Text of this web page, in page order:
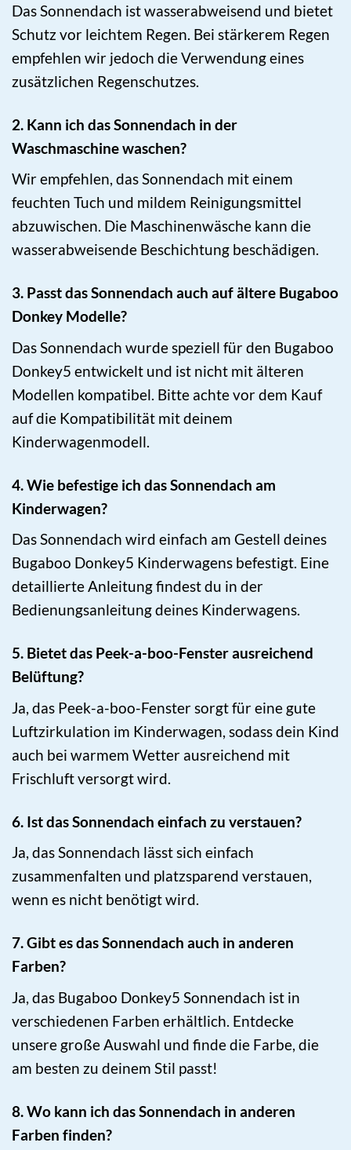
Das Sonnendach ist wasserabweisend und bietet
Schutz vor leichtem Regen. Bei stärkerem Regen
empfehlen wir jedoch die Verwendung eines
zusätzlichen Regenschutzes.
2. Kann ich das Sonnendach in der
Waschmaschine waschen?
Wir empfehlen, das Sonnendach mit einem
feuchten Tuch und mildem Reinigungsmittel
abzuwischen. Die Maschinenwäsche kann die
wasserabweisende Beschichtung beschädigen.
3. Passt das Sonnendach auch auf ältere Bugaboo
Donkey Modelle?
Das Sonnendach wurde speziell für den Bugaboo
Donkey5 entwickelt und ist nicht mit älteren
Modellen kompatibel. Bitte achte vor dem Kauf
auf die Kompatibilität mit deinem
Kinderwagenmodell.
4. Wie befestige ich das Sonnendach am
Kinderwagen?
Das Sonnendach wird einfach am Gestell deines
Bugaboo Donkey5 Kinderwagens befestigt. Eine
detaillierte Anleitung findest du in der
Bedienungsanleitung deines Kinderwagens.
5. Bietet das Peek-a-boo-Fenster ausreichend
Belüftung?
Ja, das Peek-a-boo-Fenster sorgt für eine gute
Luftzirkulation im Kinderwagen, sodass dein Kind
auch bei warmem Wetter ausreichend mit
Frischluft versorgt wird.
6. Ist das Sonnendach einfach zu verstauen?
Ja, das Sonnendach lässt sich einfach
zusammenfalten und platzsparend verstauen,
wenn es nicht benötigt wird.
7. Gibt es das Sonnendach auch in anderen
Farben?
Ja, das Bugaboo Donkey5 Sonnendach ist in
verschiedenen Farben erhältlich. Entdecke
unsere große Auswahl und finde die Farbe, die
am besten zu deinem Stil passt!
8. Wo kann ich das Sonnendach in anderen
Farben finden?